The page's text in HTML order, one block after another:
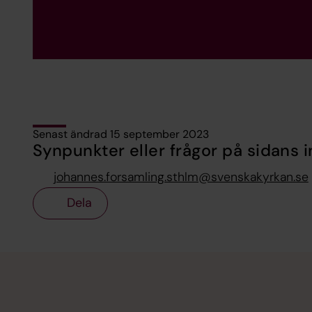
Senast ändrad 15 september 2023
Synpunkter eller frågor på sidans
johannes.forsamling.sthlm@svenskakyrkan.se
Dela